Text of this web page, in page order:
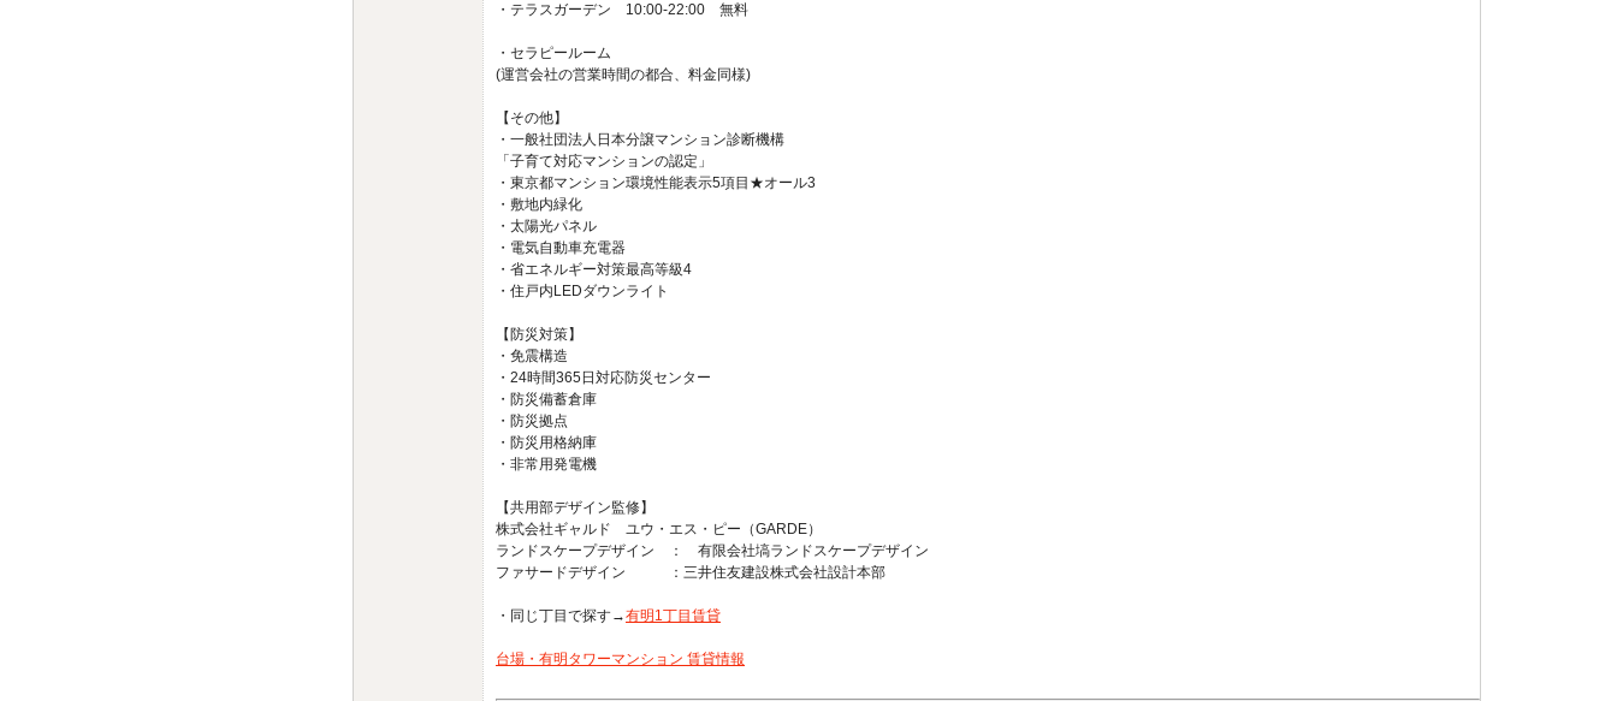
・テラスガーデン 10:00-22:00 無料
・セラピールーム
(運営会社の営業時間の都合、料金同様)
【その他】
・一般社団法人日本分譲マンション診断機構
「子育て対応マンションの認定」
・東京都マンション環境性能表示5項目★オール3
・敷地内緑化
・太陽光パネル
・電気自動車充電器
・省エネルギー対策最高等級4
・住戸内LEDダウンライト
【防災対策】
・免震構造
・24時間365日対応防災センター
・防災備蓄倉庫
・防災拠点
・防災用格納庫
・非常用発電機
【共用部デザイン監修】
株式会社ギャルド ユウ・エス・ピー（GARDE）
ランドスケープデザイン ： 有限会社塙ランドスケープデザイン
ファサードデザイン ：三井住友建設株式会社設計本部
・同じ丁目で探す→有明1丁目賃貸
台場・有明タワーマンション 賃貸情報